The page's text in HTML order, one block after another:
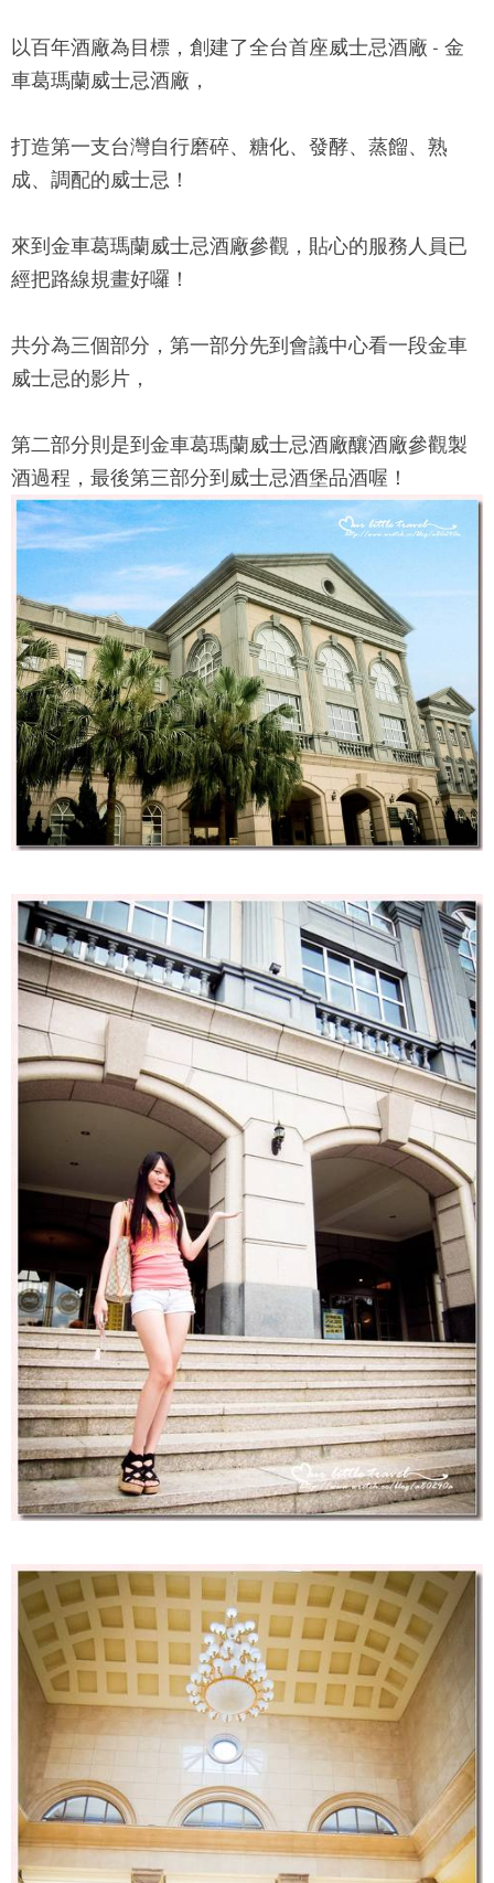
以百年酒廠為目標，創建了全台首座威士忌酒廠 - 金
車葛瑪蘭威士忌酒廠 ，
打造第一支台灣自行磨碎、糖化、發酵、蒸餾、熟
成、調配的威士忌！
來到金車葛瑪蘭威士忌酒廠參觀，貼心的服務人員已
經把路線規畫好囉！
共分為三個部分，第一部分先到會議中心看一段金車
威士忌的影片，
第二部分則是到金車葛瑪蘭威士忌酒廠釀酒廠參觀製
酒過程，最後第三部分到威士忌酒堡品酒喔！